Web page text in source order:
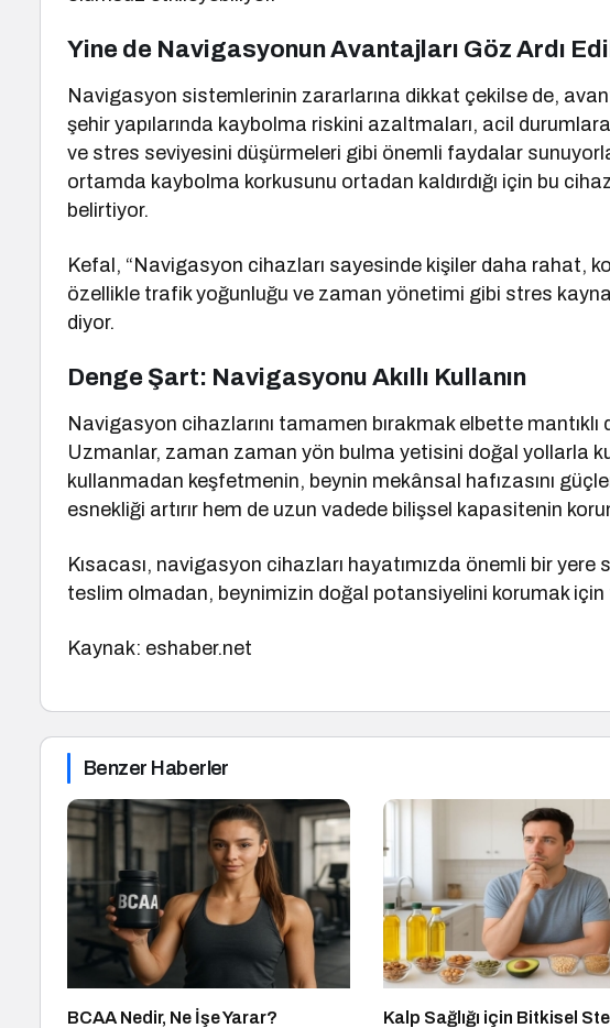
Yine de Navigasyonun Avantajları Göz Ardı
Navigasyon sistemlerinin zararlarına dikkat çekilse de,
şehir yapılarında kaybolma riskini azaltmaları, acil
ve stres seviyesini düşürmeleri gibi önemli faydalar
ortamda kaybolma korkusunu ortadan kaldırdığı için bu
belirtiyor.
Kefal, “Navigasyon cihazları sayesinde kişiler daha rahat,
özellikle trafik yoğunluğu ve zaman yönetimi gibi stres
diyor.
Denge Şart: Navigasyonu Akıllı Kullanın
Navigasyon cihazlarını tamamen bırakmak elbette
Uzmanlar, zaman zaman yön bulma yetisini doğal yollarla
kullanmadan keşfetmenin, beynin mekânsal hafızasını
esnekliği artırır hem de uzun vadede bilişsel kapasitenin
Kısacası, navigasyon cihazları hayatımızda önemli bir
teslim olmadan, beynimizin doğal potansiyelini korumak için
Kaynak: eshaber.net
Benzer Haberler
BCAA Nedir, Ne İşe Yarar?
Kalp Sağlığı için Bitkisel